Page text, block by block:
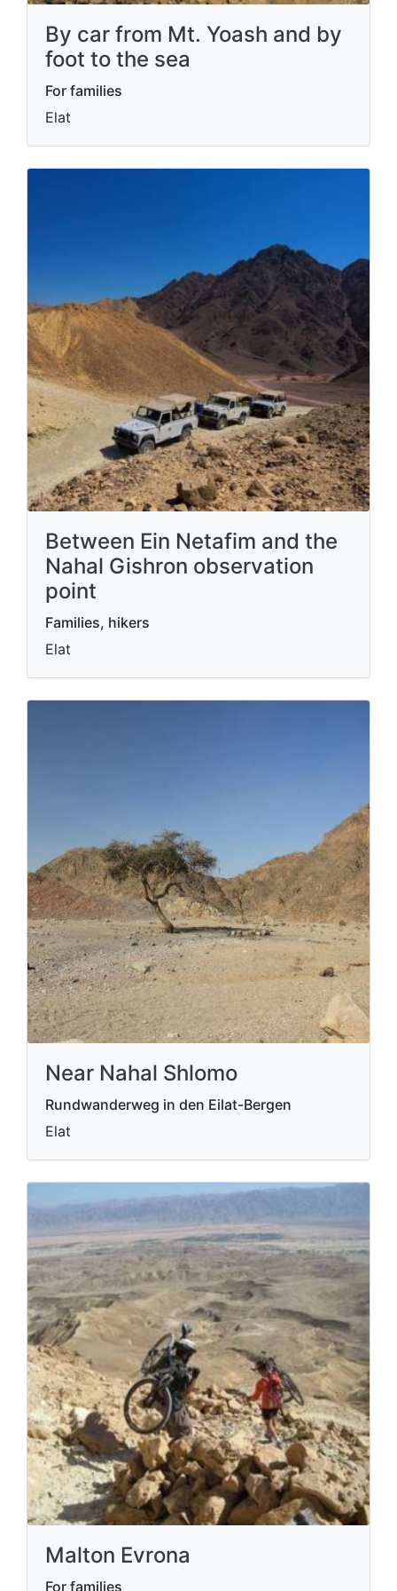
By car from Mt. Yoash and by
foot to the sea
For families
Elat
Between Ein Netafim and the
Nahal Gishron observation
point
Families, hikers
Elat
Near Nahal Shlomo
Rundwanderweg in den Eilat-Bergen
Elat
Malton Evrona
For families